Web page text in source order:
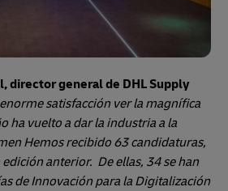
director general de DHL Supply
satisfacción ver la magnífica
ha vuelto a dar la industria a la
Hemos recibido 63 candidaturas,
edición anterior. De ellas, 34 se han
de Innovación para la Digitalización